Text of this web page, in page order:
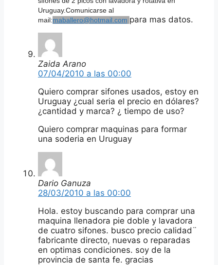
Uruguay.Comunicarse al
mail:maballero@hotmail.com para mas datos.
Zaida Arano
07/04/2010 a las 00:00
Quiero comprar sifones usados, estoy en
Uruguay ¿cual seria el precio en dólares?
¿cantidad y marca? ¿ tiempo de uso?
Quiero comprar maquinas para formar
una soderia en Uruguay
Dario Ganuza
28/03/2010 a las 00:00
Hola. estoy buscando para comprar una
maquina llenadora pie doble y lavadora
de cuatro sifones. busco precio calidad¨
fabricante directo, nuevas o reparadas
en optimas condiciones. soy de la
provincia de santa fe. gracias